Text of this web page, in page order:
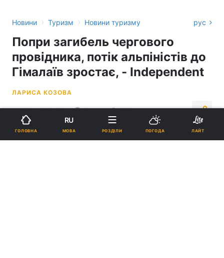
Новини › Туризм › Новини туризму рус
Попри загибель чергового
провідника, потік альпіністів до
Гімалаїв зростає, - Independent
ЛАРИСА КОЗОВА
14:56, 12.05.26 3 хв. 737
Підпишіться на нас в Google
ГОЛОВНА
RU
МОВА РОЗДІЛИ ПОГОДА ЛАЙТ